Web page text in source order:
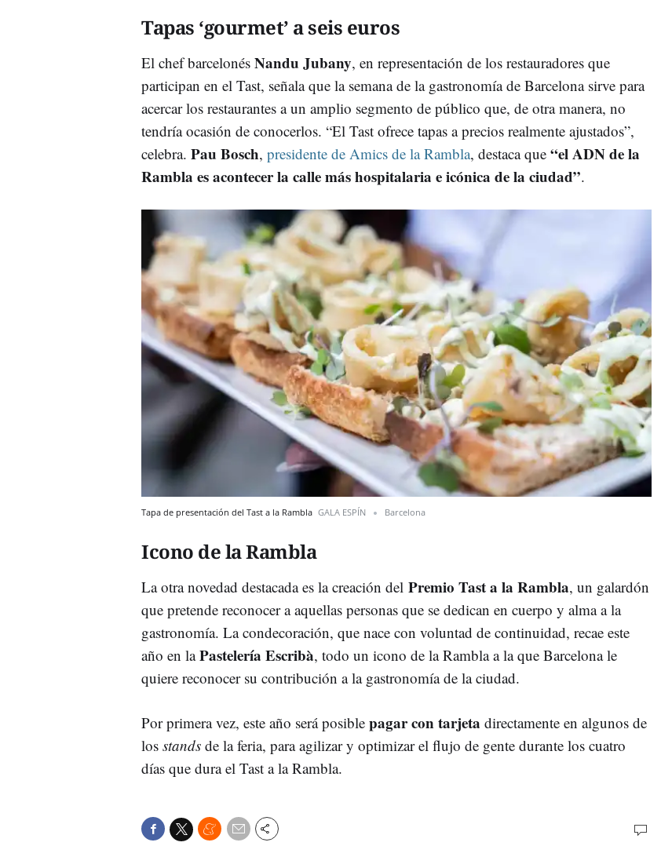
Tapas ‘gourmet’ a seis euros
El chef barcelonés Nandu Jubany, en representación de los restauradores que
participan en el Tast, señala que la semana de la gastronomía de Barcelona sirve para
acercar los restaurantes a un amplio segmento de público que, de otra manera, no
tendría ocasión de conocerlos. “El Tast ofrece tapas a precios realmente ajustados”,
celebra. Pau Bosch, presidente de Amics de la Rambla, destaca que “el ADN de la
Rambla es acontecer la calle más hospitalaria e icónica de la ciudad”.
Tapa de presentación del Tast a la Rambla GALA ESPÍN Barcelona
Icono de la Rambla
La otra novedad destacada es la creación del Premio Tast a la Rambla, un galardón
que pretende reconocer a aquellas personas que se dedican en cuerpo y alma a la
gastronomía. La condecoración, que nace con voluntad de continuidad, recae este
año en laPastelería Escribà, todo un icono de la Rambla a la que Barcelona le
quiere reconocer su contribución a la gastronomía de la ciudad.
Por primera vez, este año será posible pagar con tarjeta directamente en algunos de
los stands de la feria, para agilizar y optimizar el flujo de gente durante los cuatro
días que dura el Tast a la Rambla.